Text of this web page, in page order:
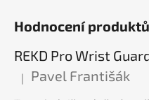
Hodnocení produktů
Hodnocení produktu je 5 z
| Pavel Františák